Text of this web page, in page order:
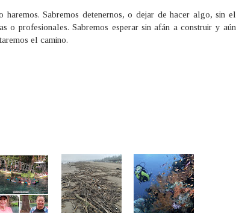
haremos. Sabremos detenernos, o dejar de hacer algo, sin el
o profesionales. Sabremos esperar sin afán a construir y aún
el camino.